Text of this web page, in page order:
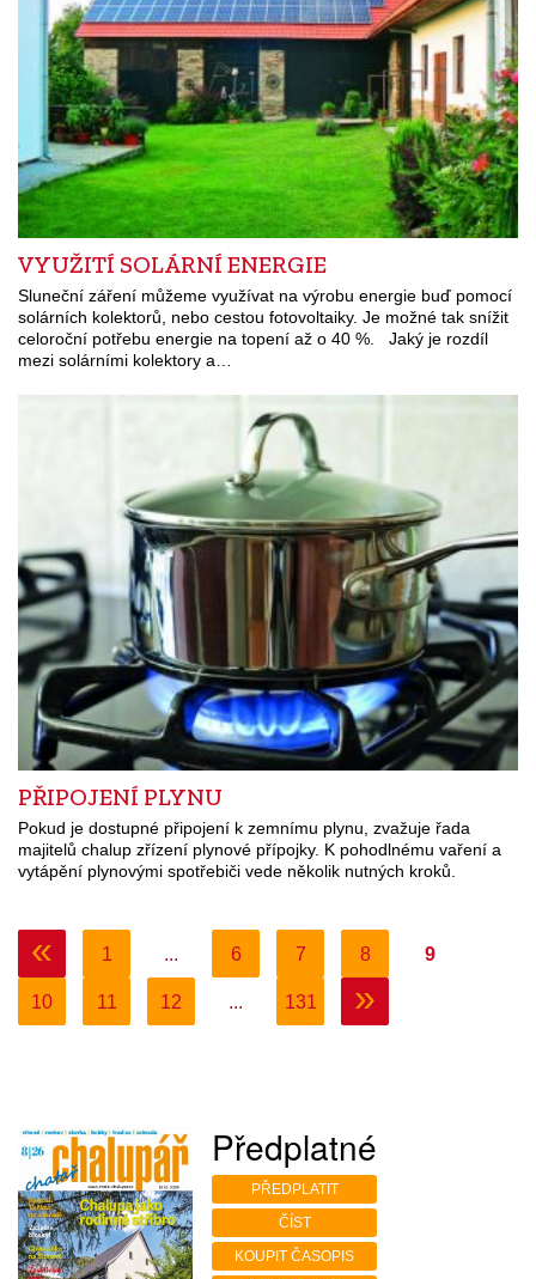
VYUŽITÍ SOLÁRNÍ ENERGIE
Sluneční záření můžeme využívat na výrobu energie buď pomocí
solárních kolektorů, nebo cestou fotovoltaiky. Je možné tak snížit
celoroční potřebu energie na topení až o 40 %. Jaký je rozdíl
mezi solárními kolektory a…
PŘIPOJENÍ PLYNU
Pokud je dostupné připojení k zemnímu plynu, zvažuje řada
majitelů chalup zřízení plynové přípojky. K pohodlnému vaření a
vytápění plynovými spotřebiči vede několik nutných kroků.
« 1 ... 6 7 8 9
10 11 12 ... 131 »
Předplatné
PŘEDPLATIT
ČÍST
KOUPIT ČASOPIS